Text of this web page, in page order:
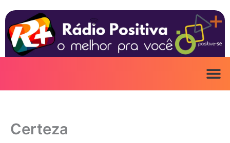
para
conteúdo
Certeza